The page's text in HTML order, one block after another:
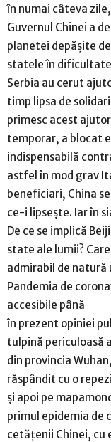
în numai câteva
Guvernul Chinei a
planetei depășite
statele în
Serbia au cerut
timp lipsa de
primesc acest
temporar, a blocat
indispensabilă
astfel în mod grav
beneficiari, China
ce-i lipsește. Iar în
De ce se implică
state ale lumii?
admirabil de natură
Pandemia de
accesibile până
în prezent opiniei
tulpină periculoasă
din provincia
răspândit cu o
și apoi pe
primul epidemia de
cetățenii Chinei, cu